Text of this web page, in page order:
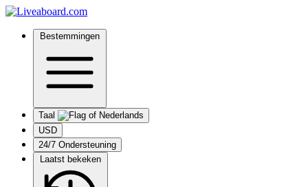
Bestemmingen
Taal
USD
24/7 Ondersteuning
Laatst bekeken